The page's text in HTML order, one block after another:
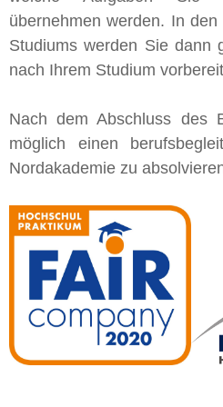
übernehmen werden. In
Studiums werden Sie dann
nach Ihrem Studium
Nach dem Abschluss des
möglich einen
Nordakademie zu